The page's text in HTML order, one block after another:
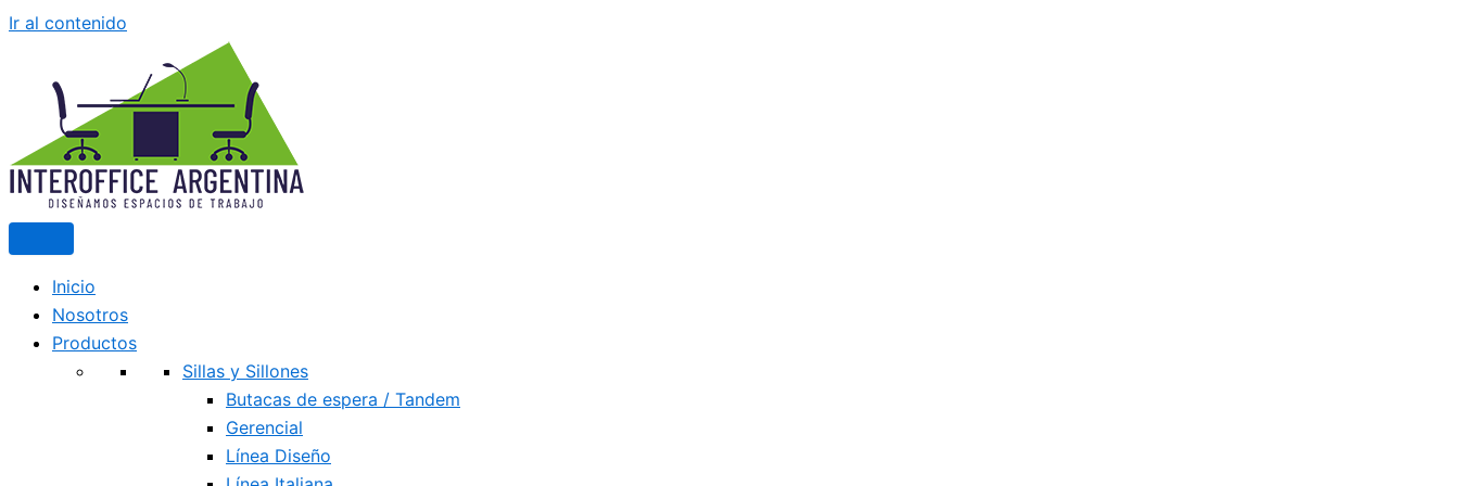
Ir al contenido
Inicio
Nosotros
Productos
Sillas y Sillones
Butacas de espera / Tandem
Gerencial
Línea Diseño